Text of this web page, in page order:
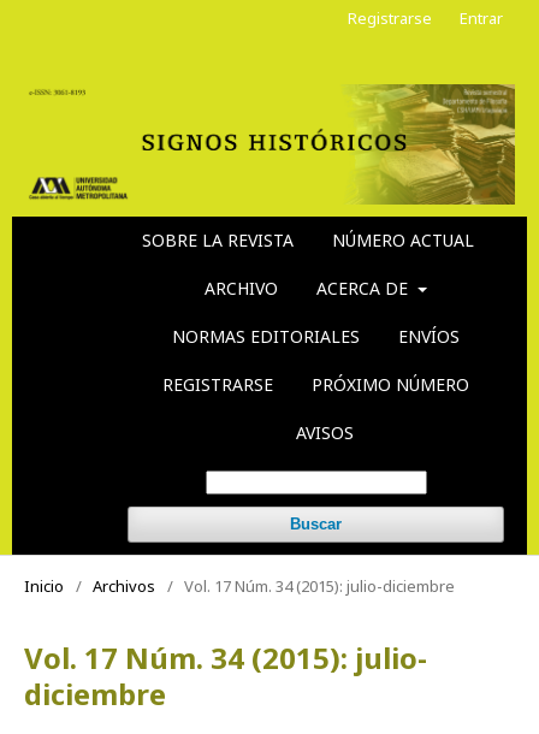
SOBRE LA REVISTA NÚMERO ACTUAL
ARCHIVO ACERCA DE
NORMAS EDITORIALES ENVÍOS
REGISTRARSE PRÓXIMO NÚMERO
AVISOS
Buscar
Registrarse Entrar
Inicio / Archivos / Vol. 17 Núm. 34 (2015): julio-diciembre
Vol. 17 Núm. 34 (2015): julio-
diciembre